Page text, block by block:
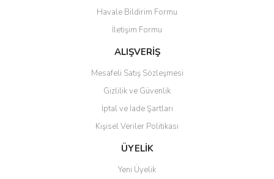
Ürün bilgilerinde hatalar bulunuyor.
Ürün fiyatı diğer sitelerden daha pahalı.
Bu ürüne benzer farklı alternatifler olmalı.
Gönder
Havale Bildirim Formu
İletişim Formu
ALIŞVERİŞ
Mesafeli Satış Sözleşmesi
Gizlilik ve Güvenlik
İptal ve İade Şartları
Kişisel Veriler Politikası
ÜYELİK
Yeni Üyelik